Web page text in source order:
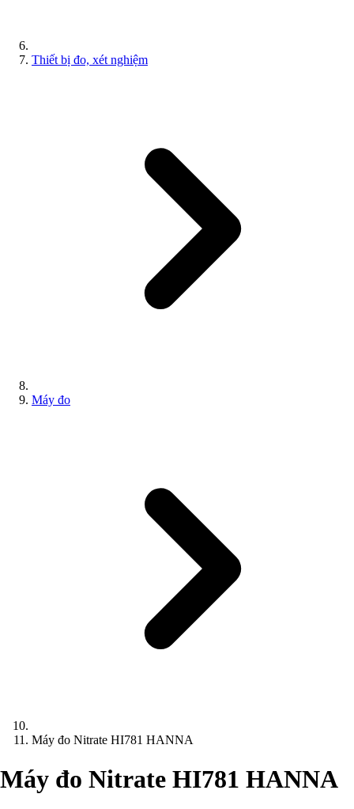
Thiết bị đo, xét nghiệm
Máy đo
Máy đo Nitrate HI781 HANNA
Máy đo Nitrate HI781 HANNA